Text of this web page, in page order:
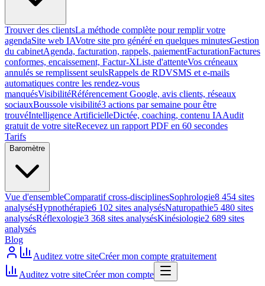
Trouver des clientsLa méthode complète pour remplir votre
agendaSite web IAVotre site pro généré en quelques minutesGestion
du cabinetAgenda, facturation, rappels, paiementFacturationFactures
conformes, encaissement, Factur-XListe d'attenteVos créneaux
annulés se remplissent seulsRappels de RDVSMS et e-mails
automatiques contre les rendez-vous
manquésVisibilitéRéférencement Google, avis clients, réseaux
sociauxBoussole visibilité3 actions par semaine pour être
trouvéIntelligence ArtificielleDictée, coaching, contenu IAAudit
gratuit de votre siteRecevez un rapport PDF en 60 secondes
Tarifs
Baromètre
Vue d'ensembleComparatif cross-disciplinesSophrologie8 454 sites
analysésHypnothérapie6 102 sites analysésNaturopathie5 480 sites
analysésRéflexologie3 368 sites analysésKinésiologie2 689 sites
analysés
Blog
Auditez votre siteCréer mon compte gratuitement
Auditez votre siteCréer mon compte